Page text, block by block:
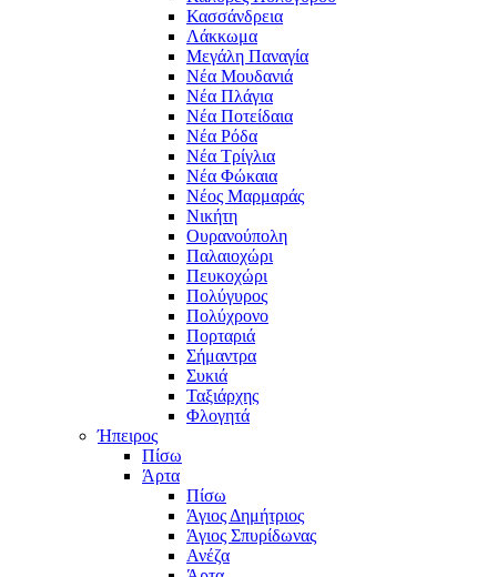
Κασσάνδρεια
Λάκκωμα
Μεγάλη Παναγία
Νέα Μουδανιά
Νέα Πλάγια
Νέα Ποτείδαια
Νέα Ρόδα
Νέα Τρίγλια
Νέα Φώκαια
Νέος Μαρμαράς
Νικήτη
Ουρανούπολη
Παλαιοχώρι
Πευκοχώρι
Πολύγυρος
Πολύχρονο
Πορταριά
Σήμαντρα
Συκιά
Ταξιάρχης
Φλογητά
Ήπειρος
Πίσω
Άρτα
Πίσω
Άγιος Δημήτριος
Άγιος Σπυρίδωνας
Ανέζα